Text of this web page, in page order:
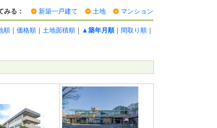
みる： 新築一戸建て 土地 マンション
順 ｜ 価格順 ｜ 土地面積順 ｜ ▲築年月順｜ 間取り順 ｜